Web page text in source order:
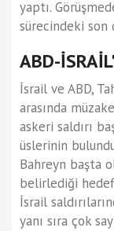
yaptı.
sürecindeki son
ABD-
İsrail ve ABD,
arasında
askeri saldırı
üslerinin
Bahreyn başta
belirlediği
İsrail
yanı sıra çok